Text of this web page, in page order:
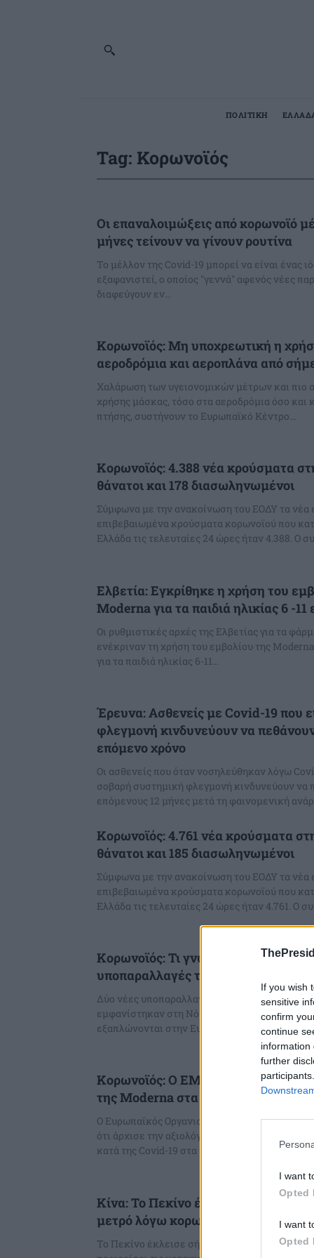
If you wish
sensitive
confirm
continue
information
further
I want
Opted
I want
Opted
ΠΟΛΙΤΙΚΗ
Tag: Κορωνοϊός
Οι επαναλοιμώξεις από κορωνοϊό
μήνες τείνουν να γίνουν ρουτίνα
Το μέλλον της Covid-19 μπορεί να είναι ένας
εξαφανιστεί, ο οποίος "γεννά" αφενός νέες
διαφεύγουν εν...
Κορωνοϊός: Μη υποχρεωτική η
αεροδρόμια και αεροπλάνα από
Χαλάρωση των υγειονομικών μέτρων και πιο
χρήσης μάσκας, τόσο στα αεροδρόμια όσο και
πτήσης, συστήνουν το Ευρωπαϊκό Κέντρο...
Κορωνοϊός: 4.388 νέα κρούσματα
θάνατοι και 178 διασωληνωμένοι
Σύμφωνα με την ανακοίνωση του ΕΟΔΥ τα νέα
επιβεβαιωμένα κρούσματα κορωνοϊού που
Ελλάδα τις
Ελβετία: Εγκρίθηκε η χρήση του
Moderna για τα παιδιά ηλικίας 6 -11
Οι ρυθμιστικές αρχές της Ελβετίας για τα
ενέκριναν τη χρήση του εμβολίου της
για τα παιδιά ηλικίας 6-11...
Έρευνα: Ασθενείς με Covid-19 που
φλεγμονή κινδυνεύουν να
επόμενο χρόνο
Οι ασθενείς που όταν νοσηλεύθηκαν λόγω
σοβαρή συστημική φλεγμονή κινδυνεύουν να
επόμενους 12 μήνες μετά τη φαινομενική
Κορωνοϊός: 4.761 νέα κρούσματα
θάνατοι και 185 διασωληνωμένοι
Σύμφωνα με την ανακοίνωση του ΕΟΔΥ τα νέα
επιβεβαιωμένα κρούσματα κορωνοϊού που
Ελλάδα τις
Κορωνοϊός: Τι γνωρίζουμε για τις
υποπαραλλαγές της Όμικρον ΒΑ.4
Δύο νέες υποπαραλλαγές της Όμικρον, οι ΒΑ.4
εμφανίστηκαν στη Νότια Αφρική και έχουν
εξαπλώνονται στην Ευρώπη και σε άλλες...
Κορωνοϊός: Ο ΕΜΑ εξετάζει τη
της Moderna στα παιδιά μικρότερα
Ο Ευρωπαϊκός Οργανισμός Φαρμάκων (ΕΜΑ)
ότι άρχισε την αξιολόγηση της χρήσης του
κατά της Covid-19 στα παιδιά ηλικίας από...
Κίνα: Το Πεκίνο έκλεισε δεκάδες
μετρό λόγω κορωνοϊού
Το Πεκίνο έκλεισε σήμερα δεκάδες σταθμούς